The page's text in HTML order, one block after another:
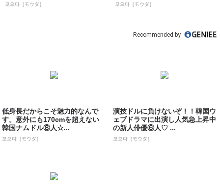
イト...
모으다［モウダ］
国情報...
모으다［モウダ］
Recommended by
低身長だからこそ魅力的なんで
す。意外にも170cmを超えない
韓国ナムドル⑧人☆...
모으다［モウダ］
演技ドルに負けないぞ！！韓国ウ
ェブドラマに出演し人気急上昇中
の新人俳優⑥人♡ ...
모으다［モウダ］